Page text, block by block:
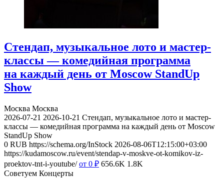
Стендап, музыкальное лото и мастер-
классы — комедийная программа
на каждый день от Moscow StandUp
Show
Москва Москва
2026-07-21 2026-10-21 Стендап, музыкальное лото и мастер-
классы — комедийная программа на каждый день от Moscow
StandUp Show
0 RUB https://schema.org/InStock 2026-08-06T12:15:00+03:00
https://kudamoscow.ru/event/stendap-v-moskve-ot-komikov-iz-
proektov-tnt-i-youtube/ от 0 ₽ 656.6K 1.8K
Советуем Концерты